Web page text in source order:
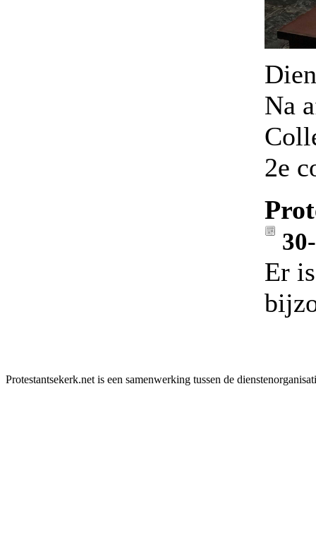
Na
2e
Er
Protestantsekerk.net is een samenwerking tussen de